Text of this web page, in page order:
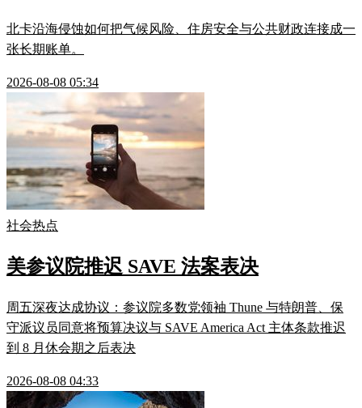
北卡沿海侵蚀如何把气候风险、住房安全与公共财政连接成一
张长期账单。
2026-08-08 05:34
社会热点
美参议院推迟 SAVE 法案表决
周五深夜达成协议：参议院多数党领袖 Thune 与特朗普、保
守派议员同意将预算决议与 SAVE America Act 主体条款推迟
到 8 月休会期之后表决
2026-08-08 04:33